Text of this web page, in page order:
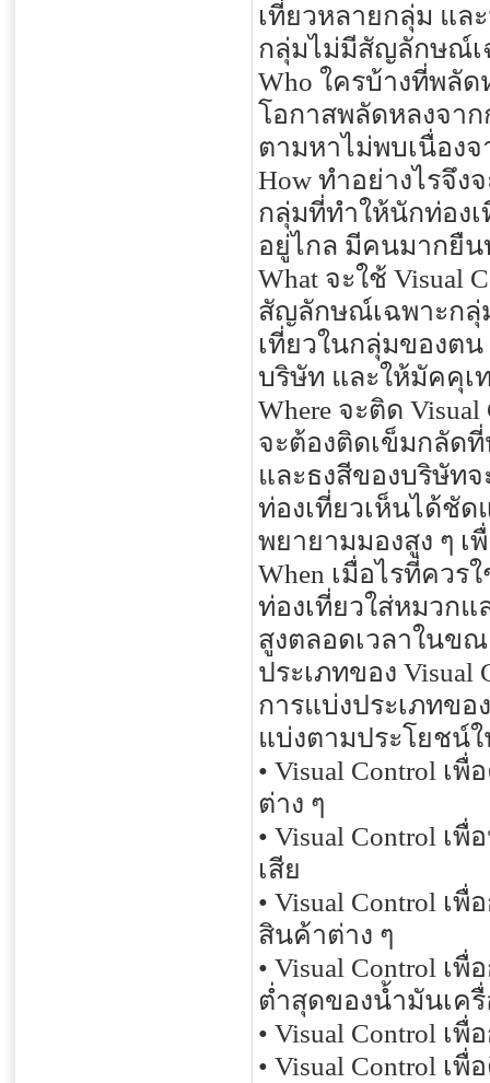
เที่ยวหลายกลุ่ม แล
กลุ่มไม่มีสัญลักษณ์เ
Who ใครบ้างที่พลั
โอกาสพลัดหลงจา
ตามหาไม่พบเนื่อง
How ทำอย่างไรจึ
กลุ่มที่ทำให้นักท่อง
อยู่ไกล มีคนมากยืน
What จะใช้ Visual
สัญลักษณ์เฉพาะกลุ่
เที่ยวในกลุ่มของต
บริษัท และให้มัคคุเ
Where จะติด
จะต้องติดเข็มกลัด
และธงสีของบริษัท
ท่องเที่ยวเห็นได้ชั
พยายามมองสูง ๆ เ
When เมื่อไรที่ควร
ท่องเที่ยวใส่หมวก
สูงตลอดเวลาในข
ประเภทของ Visual
การแบ่งประเภทขอ
แบ่งตามประโยชน์
• Visual Control
ต่าง ๆ
• Visual Control
เสีย
• Visual Control เ
สินค้าต่าง ๆ
• Visual Control เ
ต่ำสุดของน้ำมันเครื่
• Visual Control เ
• Visual Control เ